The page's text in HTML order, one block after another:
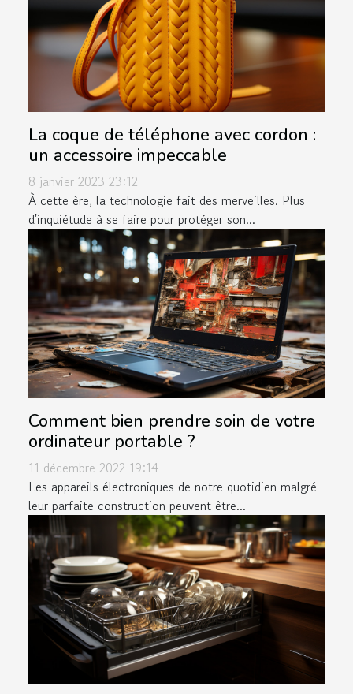
La coque de téléphone avec cordon :
un accessoire impeccable
8 janvier 2023 23:12
À cette ère, la technologie fait des merveilles. Plus
d'inquiétude à se faire pour protéger son...
Comment bien prendre soin de votre
ordinateur portable ?
11 décembre 2022 19:14
Les appareils électroniques de notre quotidien malgré
leur parfaite construction peuvent être...